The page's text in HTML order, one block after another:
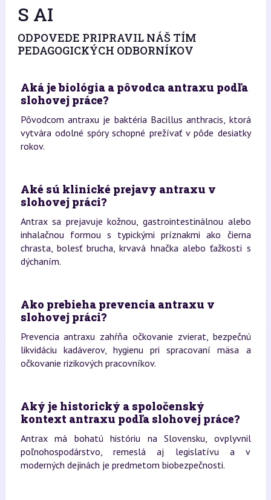
S AI
ODPOVEDE PRIPRAVIL NÁŠ TÍM
PEDAGOGICKÝCH ODBORNÍKOV
Aká je biológia a pôvodca antraxu podľa
slohovej práce?
Pôvodcom antraxu je baktéria Bacillus anthracis, ktorá
vytvára odolné spóry schopné prežívať v pôde desiatky
rokov.
Aké sú klinické prejavy antraxu v
slohovej práci?
Antrax sa prejavuje kožnou, gastrointestinálnou alebo
inhalačnou formou s typickými príznakmi ako čierna
chrasta, bolesť brucha, krvavá hnačka alebo ťažkosti s
dýchaním.
Ako prebieha prevencia antraxu v
slohovej práci?
Prevencia antraxu zahŕňa očkovanie zvierat, bezpečnú
likvidáciu kadáverov, hygienu pri spracovaní mäsa a
očkovanie rizikových pracovníkov.
Aký je historický a spoločenský
kontext antraxu podľa slohovej práce?
Antrax má bohatú históriu na Slovensku, ovplyvnil
poľnohospodárstvo, remeslá aj legislatívu a v
moderných dejinách je predmetom biobezpečnosti.